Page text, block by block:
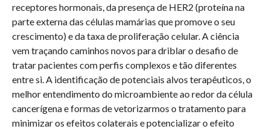
receptores hormonais, da presença de HER2 (proteína na
parte externa das células mamárias que promove o seu
crescimento) e da taxa de proliferação celular. A ciência
vem traçando caminhos novos para driblar o desafio de
tratar pacientes com perfis complexos e tão diferentes
entre si. A identificação de potenciais alvos terapêuticos, o
melhor entendimento do microambiente ao redor da célula
cancerígena e formas de vetorizarmos o tratamento para
minimizar os efeitos colaterais e potencializar o efeito